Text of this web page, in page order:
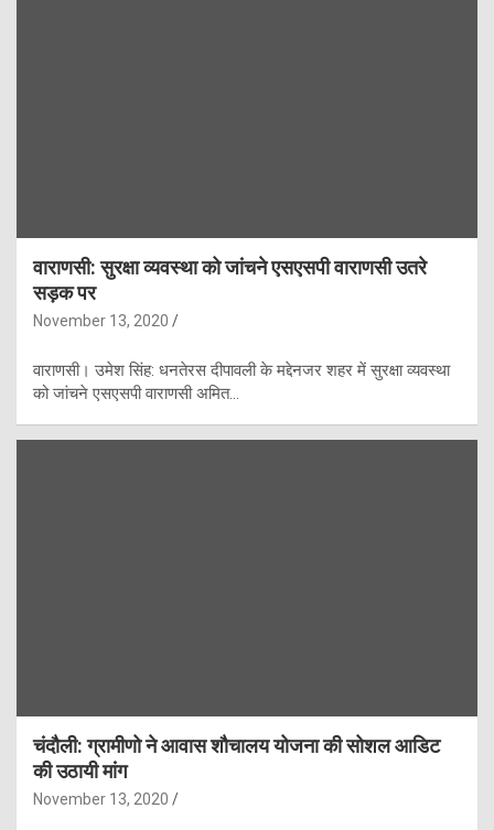
वाराणसी: सुरक्षा व्यवस्था को जांचने एसएसपी वाराणसी उतरे
सड़क पर
November 13, 2020
वाराणसी। उमेश सिंह: धनतेरस दीपावली के मद्देनजर शहर में सुरक्षा व्यवस्था
को जांचने एसएसपी वाराणसी अमित…
चंदौली: ग्रामीणो ने आवास शौचालय योजना की सोशल आडिट
की उठायी मांग
November 13, 2020